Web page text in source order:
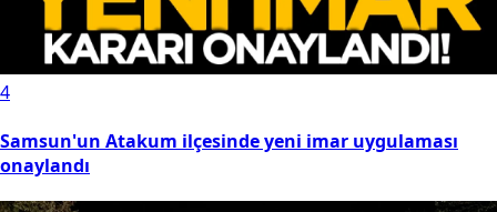
4
Samsun'un Atakum ilçesinde yeni imar uygulaması
onaylandı